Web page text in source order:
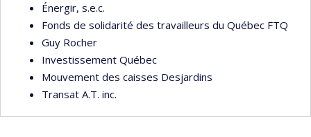
Énergir, s.e.c.
Fonds de solidarité des travailleurs du Québec FTQ
Guy Rocher
Investissement Québec
Mouvement des caisses Desjardins
Transat A.T. inc.